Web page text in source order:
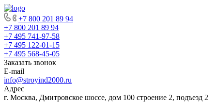
+7 800 201 89 94
+7 800 201 89 94
+7 495 741-97-58
+7 495 122-01-15
+7 495 568-45-05
Заказать звонок
E-mail
info@stroyind2000.ru
Адрес
г. Москва, Дмитровское шоссе, дом 100 строение 2, подъезд 2